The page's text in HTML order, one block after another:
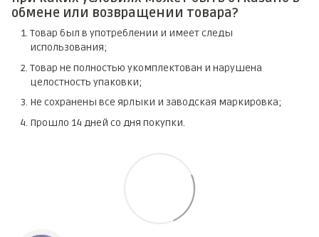
обмене или возвращении товара?
Товар был в употреблении и имеет следы
использования;
Товар не полностью укомплектован и нарушена
целостность упаковки;
Не сохранены все ярлыки и заводская маркировка;
Прошло 14 дней со дня покупки.